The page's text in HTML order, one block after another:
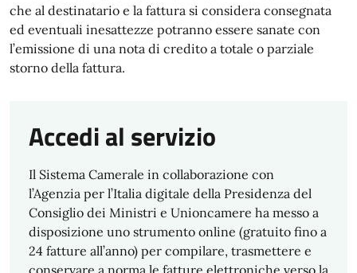
che al destinatario e la fattura si considera consegnata
ed eventuali inesattezze potranno essere sanate con
l’emissione di una nota di credito a totale o parziale
storno della fattura.
Accedi al servizio
Il Sistema Camerale in collaborazione con
l’Agenzia per l’Italia digitale della Presidenza del
Consiglio dei Ministri e Unioncamere ha messo a
disposizione uno strumento online (gratuito fino a
24 fatture all’anno) per compilare, trasmettere e
conservare a norma le fatture elettroniche verso la